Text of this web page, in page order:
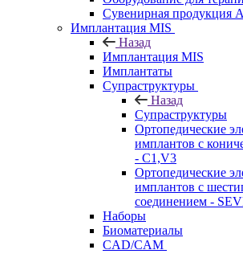
Сувенирная
Имплантация MIS
Назад
Имплантация MIS
Имплантаты
Супраструктуры
Назад
Супраструктуры
Ортопедические
имплантов с
- C1,V3
Ортопедические
имплантов с
соединением -
Наборы
Биоматериалы
CAD/CAM